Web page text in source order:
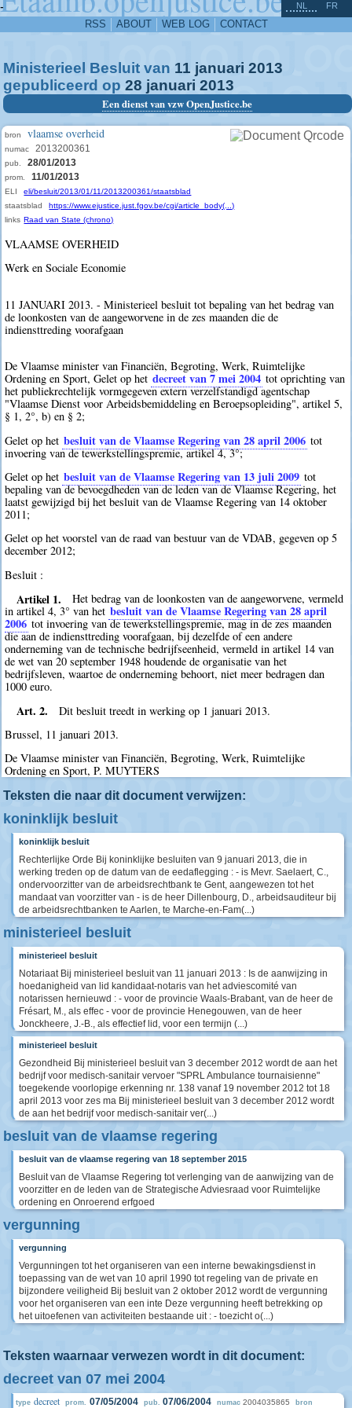
-
RSS ABOUT WEB LOG CONTACT
NL FR
Ministerieel Besluit van 11 januari 2013
gepubliceerd op 28 januari 2013
Een dienst van vzw OpenJustice.be
bron vlaamse overheid
numac 2013200361
pub. 28/01/2013
prom. 11/01/2013
ELI
eli/besluit/2013/01/11/2013200361/staatsblad
staatsblad
https://www.ejustice.just.fgov.be/cgi/article_body(...)
links Raad van State (chrono)
VLAAMSE OVERHEID
Werk en Sociale Economie
11 JANUARI 2013. - Ministerieel besluit tot bepaling van het bedrag van
de loonkosten van de aangeworvene in de zes maanden die de
indiensttreding voorafgaan
De Vlaamse minister van Financiën, Begroting, Werk, Ruimtelijke
Ordening en Sport, Gelet op het decreet van 7 mei 2004 tot oprichting van
het publiekrechtelijk vormgegeven extern verzelfstandigd agentschap
"Vlaamse Dienst voor Arbeidsbemiddeling en Beroepsopleiding", artikel 5,
§ 1, 2°, b) en § 2;
Gelet op het besluit van de Vlaamse Regering van 28 april 2006 tot
invoering van de tewerkstellingspremie, artikel 4, 3°;
Gelet op het besluit van de Vlaamse Regering van 13 juli 2009 tot
bepaling van de bevoegdheden van de leden van de Vlaamse Regering, het
laatst gewijzigd bij het besluit van de Vlaamse Regering van 14 oktober
2011;
Gelet op het voorstel van de raad van bestuur van de VDAB, gegeven op 5
december 2012;
Besluit :
Artikel 1.
Het bedrag van de loonkosten van de aangeworvene, vermeld
in artikel 4, 3° van het besluit van de Vlaamse Regering van 28 april
2006 tot invoering van de tewerkstellingspremie, mag in de zes maanden
die aan de indiensttreding voorafgaan, bij dezelfde of een andere
onderneming van de technische bedrijfseenheid, vermeld in artikel 14 van
de wet van 20 september 1948 houdende de organisatie van het
bedrijfsleven, waartoe de onderneming behoort, niet meer bedragen dan
1000 euro.
Art. 2.
Dit besluit treedt in werking op 1 januari 2013.
Brussel, 11 januari 2013.
De Vlaamse minister van Financiën, Begroting, Werk, Ruimtelijke
Ordening en Sport, P. MUYTERS
Teksten die naar dit document verwijzen:
koninklijk besluit
koninklijk besluit
Rechterlijke Orde Bij koninklijke besluiten van 9 januari 2013, die in
werking treden op de datum van de eedaflegging : - is Mevr. Saelaert, C.,
ondervoorzitter van de arbeidsrechtbank te Gent, aangewezen tot het
mandaat van voorzitter van - is de heer Dillenbourg, D., arbeidsauditeur bij
de arbeidsrechtbanken te Aarlen, te Marche-en-Fam(...)
ministerieel besluit
ministerieel besluit
Notariaat Bij ministerieel besluit van 11 januari 2013 : Is de aanwijzing in
hoedanigheid van lid kandidaat-notaris van het adviescomité van
notarissen hernieuwd : - voor de provincie Waals-Brabant, van de heer de
Frésart, M., als effec - voor de provincie Henegouwen, van de heer
Jonckheere, J.-B., als effectief lid, voor een termijn (...)
ministerieel besluit
Gezondheid Bij ministerieel besluit van 3 december 2012 wordt de aan het
bedrijf voor medisch-sanitair vervoer "SPRL Ambulance tournaisienne"
toegekende voorlopige erkenning nr. 138 vanaf 19 november 2012 tot 18
april 2013 voor zes ma Bij ministerieel besluit van 3 december 2012 wordt
de aan het bedrijf voor medisch-sanitair ver(...)
besluit van de vlaamse regering
besluit van de vlaamse regering van 18 september 2015
Besluit van de Vlaamse Regering tot verlenging van de aanwijzing van de
voorzitter en de leden van de Strategische Adviesraad voor Ruimtelijke
ordening en Onroerend erfgoed
vergunning
vergunning
Vergunningen tot het organiseren van een interne bewakingsdienst in
toepassing van de wet van 10 april 1990 tot regeling van de private en
bijzondere veiligheid Bij besluit van 2 oktober 2012 wordt de vergunning
voor het organiseren van een inte Deze vergunning heeft betrekking op
het uitoefenen van activiteiten bestaande uit : - toezicht o(...)
Teksten waarnaar verwezen wordt in dit document:
decreet van 07 mei 2004
type decreet prom. 07/05/2004 pub. 07/06/2004 numac 2004035865 bron
^